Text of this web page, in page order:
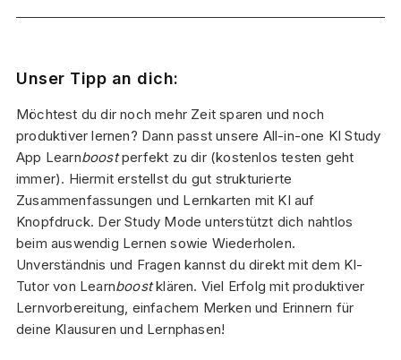
Unser Tipp an dich:
Möchtest du dir noch mehr Zeit sparen und noch
produktiver lernen? Dann passt unsere All-in-one KI Study
App Learnboostperfekt zu dir (kostenlos testen geht
immer). Hiermit erstellst du gut strukturierte
Zusammenfassungen und Lernkarten mit KI auf
Knopfdruck. Der Study Mode unterstützt dich nahtlos
beim auswendig Lernen sowie Wiederholen.
Unverständnis und Fragen kannst du direkt mit dem KI-
Tutor von Learnboostklären. Viel Erfolg mit produktiver
Lernvorbereitung, einfachem Merken und Erinnern für
deine Klausuren und Lernphasen!